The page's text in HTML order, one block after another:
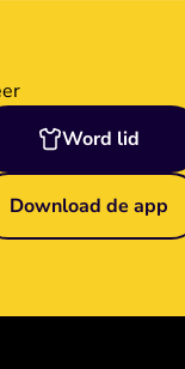
Word lid
Download de app